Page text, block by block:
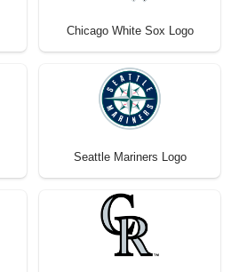
Chicago White Sox Logo
Seattle Mariners Logo